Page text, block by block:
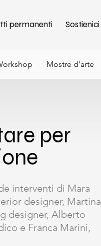
permanenti Sostienici
Mostre d'arte
per
interventi di Mara
designer, Martina
designer, Alberto
e Franca Marini,